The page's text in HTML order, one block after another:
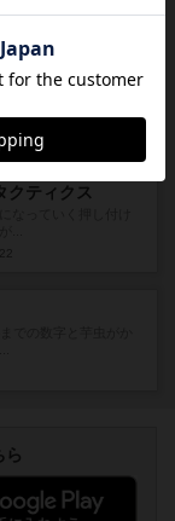
木箱を戦略的に積み
...
クティクス
ら